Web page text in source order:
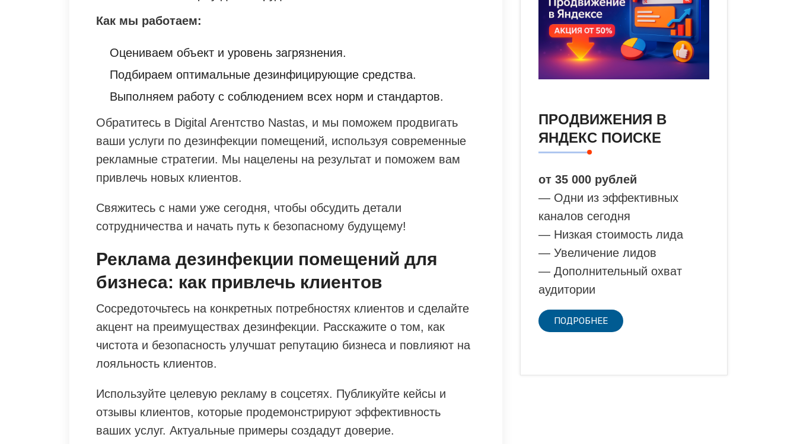
Как мы работаем:
Оцениваем объект и уровень загрязнения.
Подбираем оптимальные дезинфицирующие средства.
Выполняем работу с соблюдением всех норм и стандартов.
Обратитесь в Digital Агентство Nastas, и мы поможем продвигать
ваши услуги по дезинфекции помещений, используя современные
рекламные стратегии. Мы нацелены на результат и поможем вам
привлечь новых клиентов.
Свяжитесь с нами уже сегодня, чтобы обсудить детали
сотрудничества и начать путь к безопасному будущему!
Реклама дезинфекции помещений для
бизнеса: как привлечь клиентов
Сосредоточьтесь на конкретных потребностях клиентов и сделайте
акцент на преимуществах дезинфекции. Расскажите о том, как
чистота и безопасность улучшат репутацию бизнеса и повлияют на
лояльность клиентов.
Используйте целевую рекламу в соцсетях. Публикуйте кейсы и
отзывы клиентов, которые продемонстрируют эффективность
ваших услуг. Актуальные примеры создадут доверие.
ПРОДВИЖЕНИЯ В
ЯНДЕКС ПОИСКЕ
от 35 000 рублей
— Одни из эффективных
каналов сегодня
— Низкая стоимость лида
— Увеличение лидов
— Дополнительный охват
аудитории
ПОДРОБНЕЕ